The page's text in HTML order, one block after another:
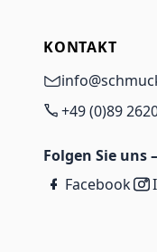
KONTAKT
+49 (0)89
Folgen Sie uns
Facebook